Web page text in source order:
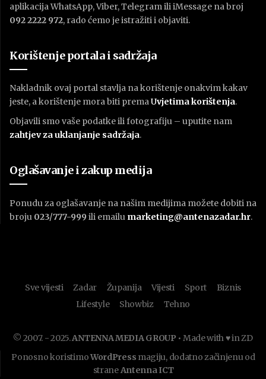
aplikacija WhatsApp, Viber, Telegram ili iMessage na broj
092 2222 972, rado ćemo je istražiti i objaviti.
Korištenje portala i sadržaja
Nakladnik ovaj portal stavlja na korištenje onakvim kakav
jeste, a korištenje mora biti premaUvjetima korištenja.
Objavili smo vaše podatke ili fotografiju – uputite nam
zahtjev za uklanjanje sadržaja.
Oglašavanje i zakup medija
Ponudu za oglašavanje na našim medijima možete dobiti na
broju 023/777-999 ili emailu marketing@antenazadar.hr.
Sve vijesti Zadar Županija Vijesti Sport
Biznis
Lifestyle
Showbiz Tehno
© 2007. - 2025.ANTENNA MEDIA GROUP • Made with ♥ in ZD
Ponosno koristimoWordPress magiju, dodatno začinjenu od
straneAntenna ICT